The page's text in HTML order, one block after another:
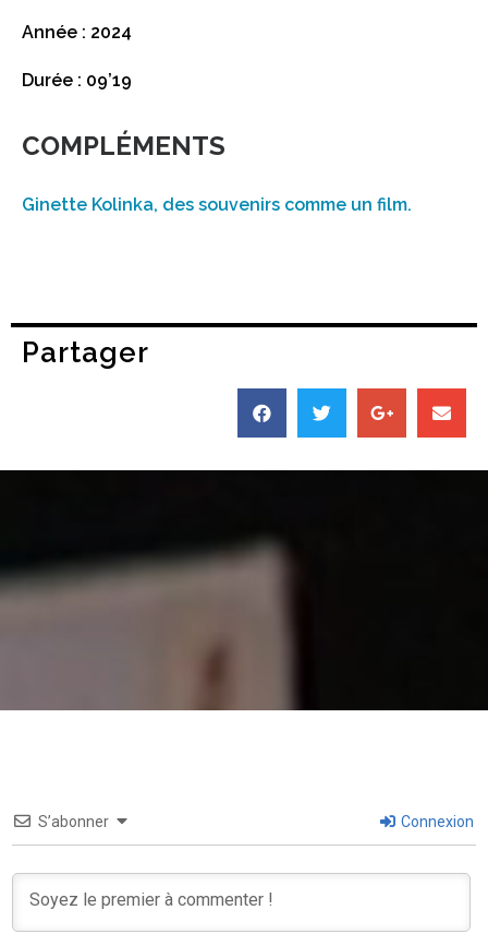
Année : 2024
Durée : 09’19
COMPLÉMENTS
Ginette Kolinka, des souvenirs comme un film.
Partager
S’abonner Connexion